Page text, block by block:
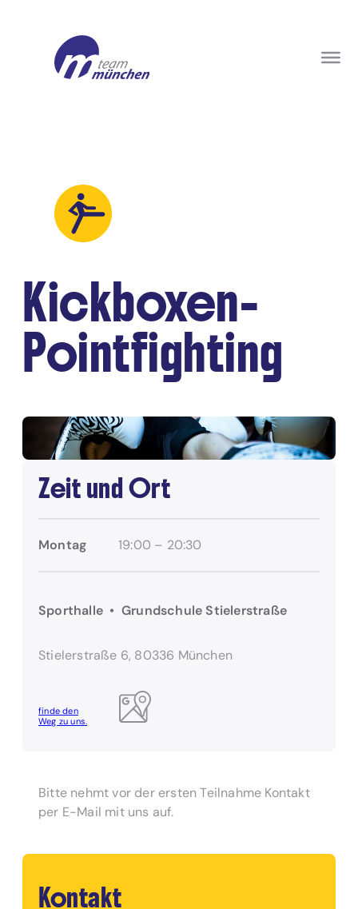
Kickboxen-
Pointfighting
Zeit und Ort
Montag 19:00 – 20:30
Sporthalle • Grundschule Stielerstraße
Stielerstraße 6, 80336 München
finde den
Weg zu uns.
Bitte nehmt vor der ersten Teilnahme Kontakt
per E-Mail mit uns auf.
Kontakt